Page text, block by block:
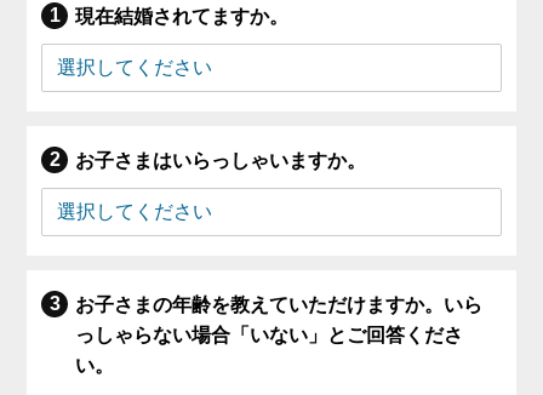
現在結婚されてますか。
お子さまはいらっしゃいますか。
お子さまの年齢を教えていただけますか。いら
っしゃらない場合「いない」とご回答くださ
い。